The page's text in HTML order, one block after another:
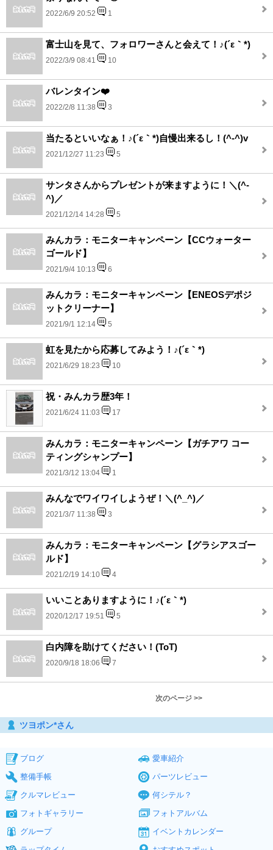
2022/6/9 20:52 1
富士山を見て、フォロワーさんと会えて！♪(´ε｀*)
2022/3/9 08:41 10
バレンタイン❤️
2022/2/8 11:38 3
当たるといいなぁ！♪(´ε｀*)自慢出来るし！(^-^)v
2021/12/27 11:23 5
サンタさんからプレゼントが来ますように！＼(^-
^)／
2021/12/14 14:28 5
みんカラ：モニターキャンペーン【CCウォーター
ゴールド】
2021/9/4 10:13 6
みんカラ：モニターキャンペーン【ENEOSデポジ
ットクリーナー】
2021/9/1 12:14 5
虹を見たから応募してみよう！♪(´ε｀*)
2021/6/29 18:23 10
祝・みんカラ歴3年！
2021/6/24 11:03 17
みんカラ：モニターキャンペーン【ガチアワ コー
ティングシャンプー】
2021/3/12 13:04 1
みんなでワイワイしようぜ！＼(^_^)／
2021/3/7 11:38 3
みんカラ：モニターキャンペーン【グラシアスゴー
ルド】
2021/2/19 14:10 4
いいことありますように！♪(´ε｀*)
2020/12/17 19:51 5
白内障を助けてください！(ToT)
2020/9/18 18:06 7
次のページ >>
ツヨポン*さん
ブログ
愛車紹介
整備手帳
パーツレビュー
クルマレビュー
何シテル？
フォトギャラリー
フォトアルバム
グループ
イベントカレンダー